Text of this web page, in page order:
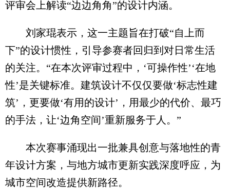
评审会上解读“边边角角”的设计内涵。
刘家琨表示，这一主题旨在打破“自上而
下”的设计惯性，引导参赛者回归到对日常生活
的关注。“在本次评审过程中，‘可操作性’‘在地
性’是关键标准。建筑设计不仅仅要做‘标志性建
筑’，更要做‘有用的设计’，用最少的代价、最巧
的手法，让‘边角空间’重新服务于人。”
本次赛事涌现出一批兼具创意与落地性的青
年设计方案，与地方城市更新实践深度呼应，为
城市空间改造提供新路径。